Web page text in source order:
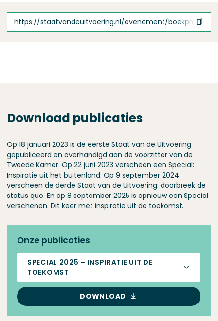
https://staatvandeuitvoering.nl/evenement/
Download publicaties
Op 18 januari 2023 is de eerste Staat van de Uitvoering
gepubliceerd en overhandigd aan de voorzitter van de
Tweede Kamer. Op 22 juni 2023 verscheen een Special:
Inspiratie uit het buitenland. Op 9 september 2024
verscheen de derde Staat van de Uitvoering: doorbreek de
status quo. En op 8 september 2025 is opnieuw een Special
verschenen. Dit keer met inspiratie uit de toekomst.
Onze publicaties
SPECIAL 2025 – INSPIRATIE UIT DE
TOEKOMST
DOWNLOAD